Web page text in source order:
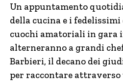
Un appuntamento
della cucina e i
cuochi amatoriali in gara
alterneranno a grandi
Barbieri, il decano dei
per raccontare attraverso